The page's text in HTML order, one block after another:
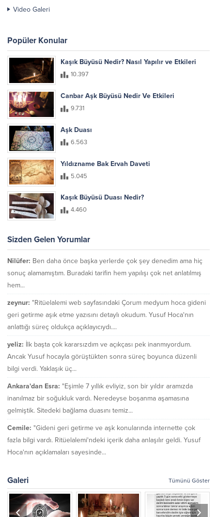
Video Galeri
Popüler Konular
Kaşık Büyüsü Nedir? Nasıl Yapılır ve Etkileri
10.397
Canbar Aşk Büyüsü Nedir Ve Etkileri
9.731
Aşk Duası
6.563
Yıldızname Bak Ervah Daveti
5.045
Kaşık Büyüsü Duası Nedir?
4.460
Sizden Gelen Yorumlar
Nilüfer: Ben daha önce başka yerlerde çok şey denedim ama hiç
sonuç alamamıştım. Buradaki tarifin hem yapılışı çok net anlatılmış
hem...
zeynur: "Ritüelalemi web sayfasındaki Çorum medyum hoca gideni
geri getirme aşık etme yazısını detaylı okudum. Yusuf Hoca'nın
anlattığı süreç oldukça açıklayıcıydı....
yeliz: İlk başta çok kararsızdım ve açıkçası pek inanmıyordum.
Ancak Yusuf hocayla görüştükten sonra süreç boyunca düzenli
bilgi verdi. Yaklaşık üç...
Ankara'dan Esra: "Eşimle 7 yıllık evliyiz, son bir yıldır aramızda
inanılmaz bir soğukluk vardı. Neredeyse boşanma aşamasına
gelmiştik. Sitedeki bağlama duasını temiz...
Cemile: "Gideni geri getirme ve aşk konularında internette çok
fazla bilgi vardı. Ritüelalemi'ndeki içerik daha anlaşılır geldi. Yusuf
Hoca'nın açıklamaları sayesinde...
Galeri Tümünü Göster